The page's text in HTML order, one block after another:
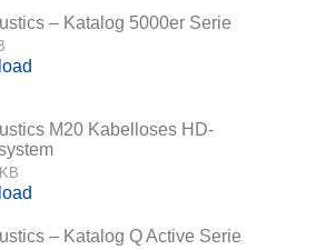
– Katalog 5000er Serie
M20 Kabelloses HD-
– Katalog Q Active Serie